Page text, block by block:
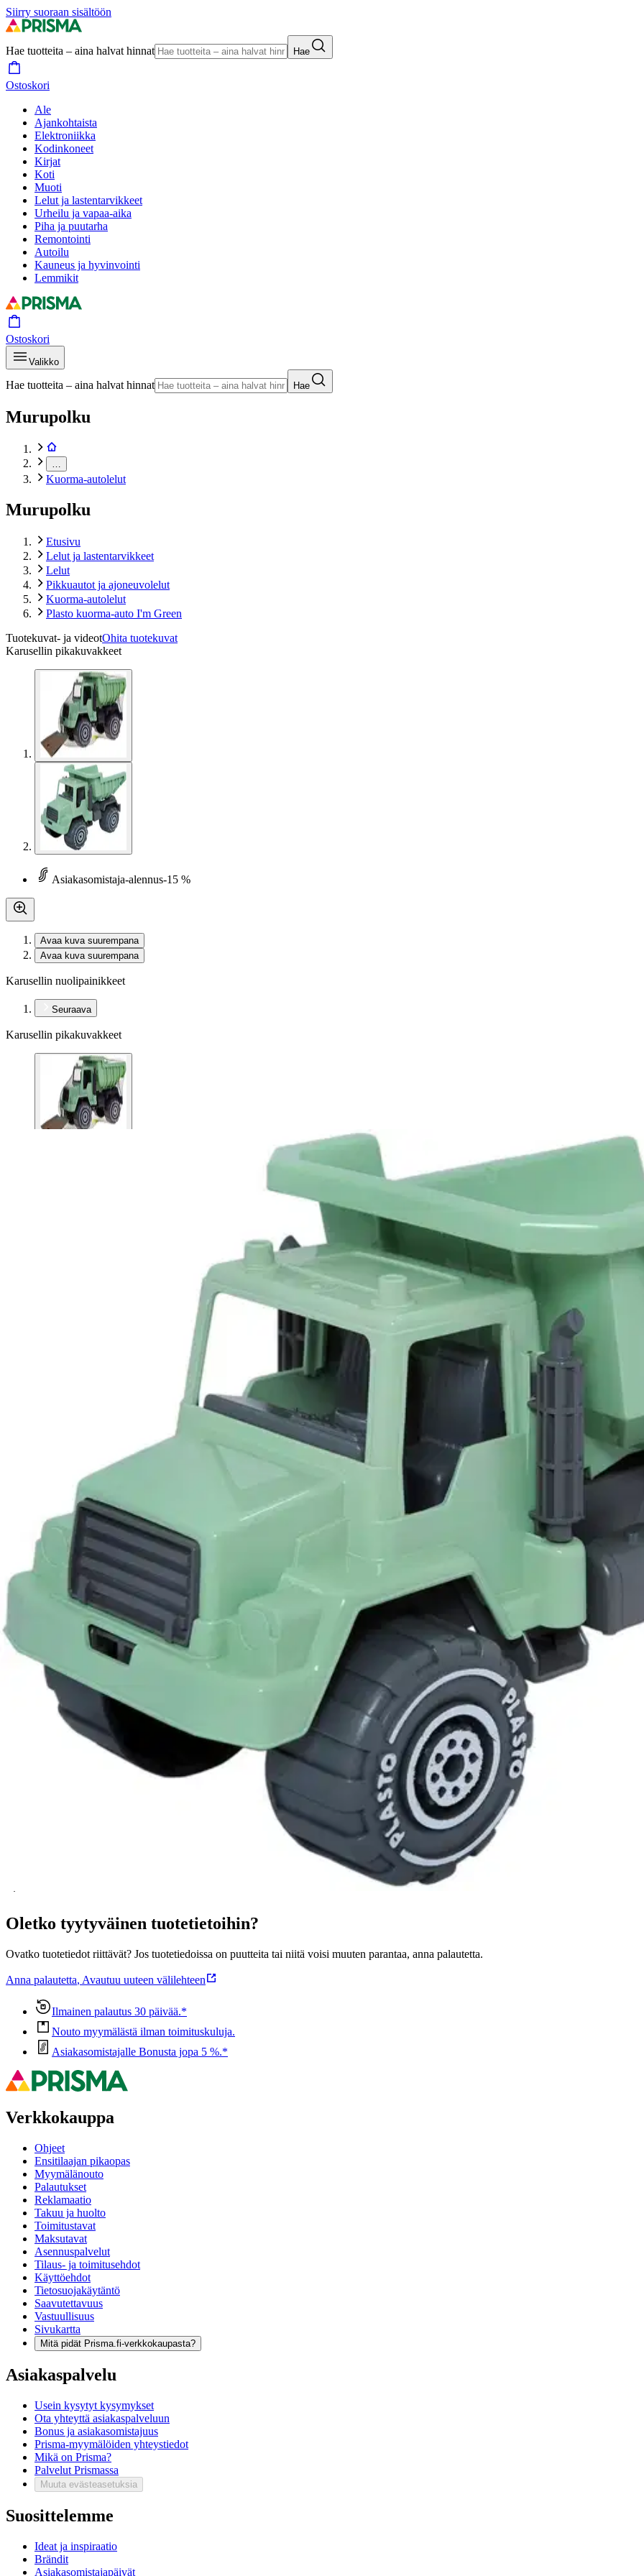
Siirry suoraan sisältöön
Hae tuotteita – aina halvat hinnat Hae
Ostoskori
Ale
Ajankohtaista
Elektroniikka
Kodinkoneet
Kirjat
Koti
Muoti
Lelut ja lastentarvikkeet
Urheilu ja vapaa-aika
Piha ja puutarha
Remontointi
Autoilu
Kauneus ja hyvinvointi
Lemmikit
Ostoskori
Valikko
Hae tuotteita – aina halvat hinnat Hae
Murupolku
Kuorma-autolelut
Murupolku
Etusivu
Lelut ja lastentarvikkeet
Lelut
Pikkuautot ja ajoneuvolelut
Kuorma-autolelut
Plasto kuorma-auto I'm Green
Tuotekuvat- ja videotOhita tuotekuvat
Karusellin pikakuvakkeet
Asiakasomistaja-alennus-15 %
Avaa kuva suurempana
Avaa kuva suurempana
Karusellin nuolipainikkeet
Seuraava
Karusellin pikakuvakkeet
Plasto kuorma-auto I'm Green
Nouto myymälästä
Ilmainen
Siirry valitsemaan myymälä
Ilmainen toimitus yli 100 €:n tilauksille Postin pakettiautomaattiin tai
Etu ei koske Suuri‑lisäpalvelulla toimitettavia tuotteita.
Tarkista myymäläsaatavuus
Tuotekuvaus
Plaston laadukas ja kestävä kuorma-auto. Pituus 30 cm. Valmistettu Suomessa ympäristöystävällisestä biomuovista.
Oletko tyytyväinen tuotetietoihin?
Ovatko tuotetiedot riittävät? Jos tuotetiedoissa on puutteita tai niitä voisi muuten parantaa, anna palautetta.
Anna palautetta, Avautuu uuteen välilehteen
Ilmainen palautus 30 päivää.*
Nouto myymälästä ilman toimituskuluja.
Asiakasomistajalle Bonusta jopa 5 %.*
Verkkokauppa
Ohjeet
Ensitilaajan pikaopas
Myymälänouto
Palautukset
Reklamaatio
Takuu ja huolto
Toimitustavat
Maksutavat
Asennuspalvelut
Tilaus- ja toimitusehdot
Käyttöehdot
Tietosuojakäytäntö
Saavutettavuus
Vastuullisuus
Sivukartta
Mitä pidät Prisma.fi-verkkokaupasta?
Asiakaspalvelu
Usein kysytyt kysymykset
Ota yhteyttä asiakaspalveluun
Bonus ja asiakasomistajuus
Prisma-myymälöiden yhteystiedot
Mikä on Prisma?
Palvelut Prismassa
Muuta evästeasetuksia
Suosittelemme
Ideat ja inspiraatio
Brändit
Asiakasomistajapäivät